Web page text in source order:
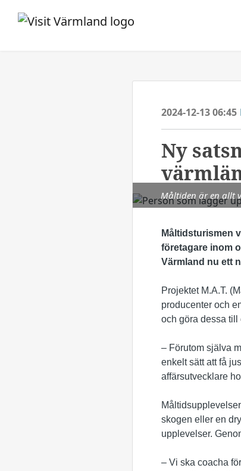
2024-12-13 06:45
Ny
Måltiden är en allt
Måltidsturismen
företagare inom
Värmland nu ett
Projektet M.A.T.
producenter och
och göra dessa till
– Förutom själva
enkelt sätt att få
affärsutvecklare
skogen eller en
upplevelser.
– Vi ska coacha